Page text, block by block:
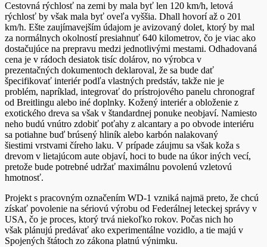
Cestovná rýchlosť na zemi by mala byť len 120 km/h, letová
rýchlosť by však mala byť oveľa vyššia. Dhall hovorí až o 201
km/h. Ešte zaujímavejším údajom je avizovaný dolet, ktorý by mal
za normálnych okolností presiahnuť 640 kilometrov, čo je viac ako
dostačujúce na prepravu medzi jednotlivými mestami. Odhadovaná
cena je v rádoch desiatok tisíc dolárov, no výrobca v
prezentačných dokumentoch deklaroval, že sa bude dať
špecifikovať interiér podľa vlastných predstáv, takže nie je
problém, napríklad, integrovať do prístrojového panelu chronograf
od Breitlingu alebo iné doplnky. Kožený interiér a obloženie z
exotického dreva sa však v štandardnej ponuke neobjaví. Namiesto
neho budú vnútro zdobiť poťahy z alcantary a po obvode interiéru
sa potiahne buď brúsený hliník alebo karbón nalakovaný
šiestimi vrstvami číreho laku. V prípade záujmu sa však koža s
drevom v lietajúcom aute objaví, hoci to bude na úkor iných vecí,
pretože bude potrebné udržať maximálnu povolenú vzletovú
hmotnosť.
Projekt s pracovným označením WD-1 vzniká najmä preto, že chcú
získať povolenie na sériovú výrobu od Federálnej leteckej správy v
USA, čo je proces, ktorý trvá niekoľko rokov. Počas nich ho
však plánujú predávať ako experimentálne vozidlo, a tie majú v
Spojených štátoch zo zákona platnú výnimku.